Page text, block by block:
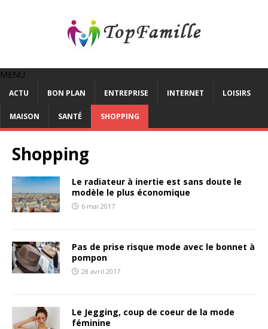
MENU
ACTU BON PLAN ENTREPRISE INTERNET LOISIRS
MAISON SANTÉ SHOPPING
Shopping
Le radiateur à inertie est sans doute le
modèle le plus économique
6 mai 2017
Pas de prise risque mode avec le bonnet à
pompon
28 avril 2017
Le Jegging, coup de coeur de la mode
féminine